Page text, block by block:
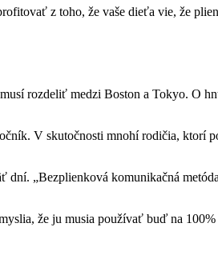
z toho, že vaše dieťa vie, že
rozdeliť medzi Boston a Tokyo. O
V skutočnosti mnohí rodičia, ktorí
„Bezplienková komunikačná
že ju musia používať buď na